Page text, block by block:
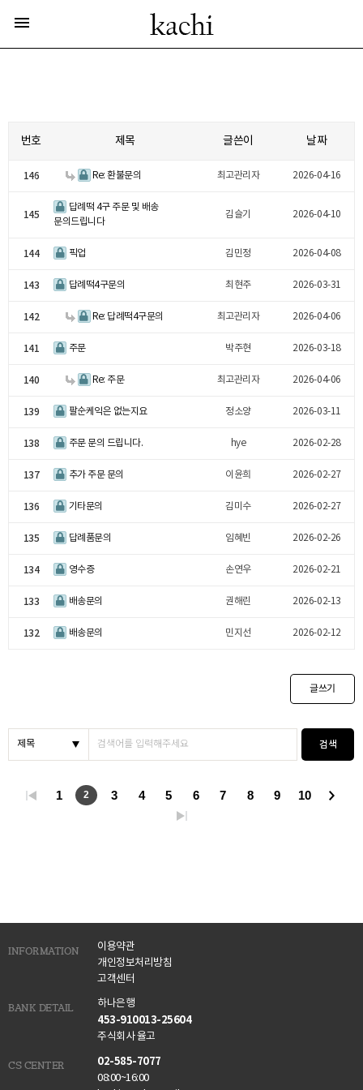
menu
번호 제목 글쓴이 날짜
146 Re: 환불문의 최고관리자 2026-04-16
145
답례떡 4구 주문 및 배송
문의드립니다
김슬기 2026-04-10
144 픽업 김민정 2026-04-08
143 답례떡4구문의 최현주 2026-03-31
142 Re: 답례떡4구문의 최고관리자 2026-04-06
141 주문 박주현 2026-03-18
140 Re: 주문 최고관리자 2026-04-06
139 팔순케익은 없는지요 정소양 2026-03-11
138 주문 문의 드립니다. hye 2026-02-28
137 추가 주문 문의 이윤희 2026-02-27
136 기타문의 김미수 2026-02-27
135 답례품문의 임혜빈 2026-02-26
134 영수증 손연우 2026-02-21
133 배송문의 권해린 2026-02-13
132 배송문의 민지선 2026-02-12
글쓰기
검색
1 2 3 4 5 6 7 8 9 10
INFORMATION
이용약관
개인정보처리방침
고객센터
BANK DETAIL 하나은행
453-910013-25604
주식회사 율고
CS CENTER 02-585-7077
08:00~16:00